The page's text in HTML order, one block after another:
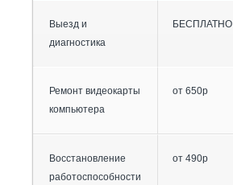
Выезд и
диагностика
БЕСПЛАТНО
Ремонт видеокарты
компьютера
от 650р
Восстановление
работоспособности
от 490р